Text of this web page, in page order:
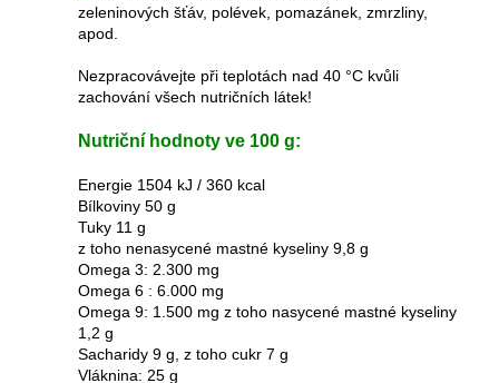
zeleninových šťáv, polévek, pomazánek, zmrzliny,
apod.
Nezpracovávejte při teplotách nad 40 °C kvůli
zachování všech nutričních látek!
Nutriční hodnoty ve 100 g:
Energie 1504 kJ / 360 kcal
Bílkoviny 50 g
Tuky 11 g
z toho nenasycené mastné kyseliny 9,8 g
Omega 3: 2.300 mg
Omega 6 : 6.000 mg
Omega 9: 1.500 mg z toho nasycené mastné kyseliny
1,2 g
Sacharidy 9 g, z toho cukr 7 g
Vláknina: 25 g